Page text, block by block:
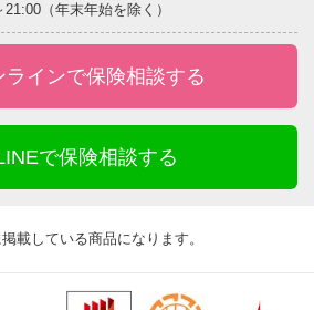
21:00（年末年始を除く）
ラインで保険相談する
で保険相談する
載している商品になります。